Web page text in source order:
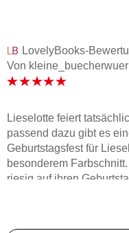
sind nirgends zu sehen
keinen Kuchen
aus, als hätten
vergangenen Jahr spielt
wächst ihre
wartet am Ende noch
die liebenswerte
Geschichte auf eine
LovelyBooks-
Von
Lieselotte feiert
passend dazu gibt es
Geburtstagsfest für
besonderem
riesig auf ihren